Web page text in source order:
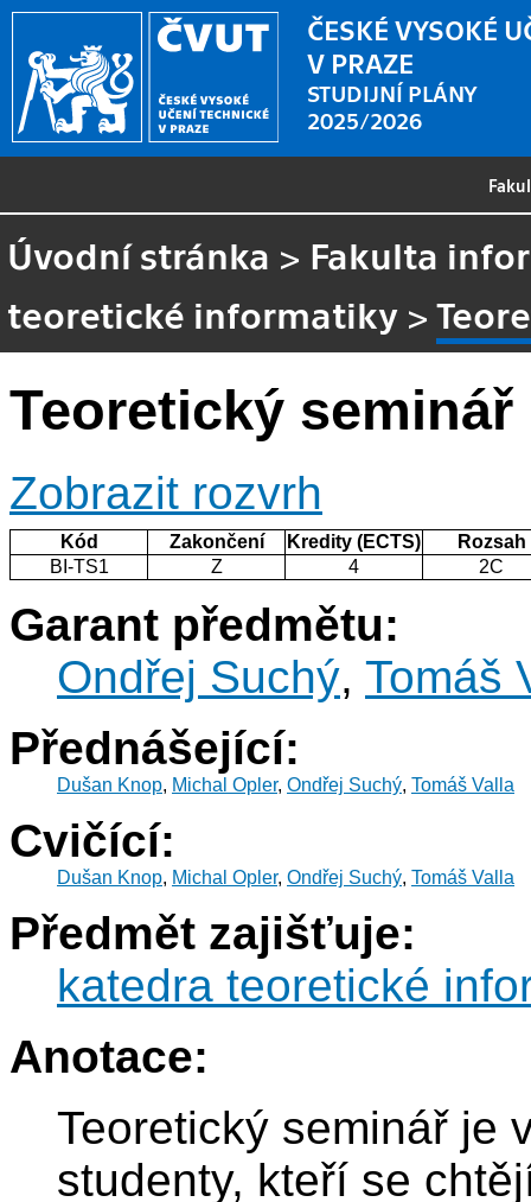
ČESKÉ VYSOKÉ
V PRAZE
STUDIJNÍ PLÁNY
2025/2026
Úvodní stránka > Fakulta
teoretické informatiky >
Teoretický seminář
Zobrazit rozvrh
Kód Zakončení Kredity (ECTS)
Rozsah
BI-TS1
Z 4 2C
Garant předmětu:
Ondřej Suchý, Tomáš
Přednášející:
Dušan Knop, Michal Opler, Ondřej Suchý, Tomáš Valla
Cvičící:
Dušan Knop, Michal Opler, Ondřej Suchý, Tomáš Valla
Předmět zajišťuje:
katedra teoretické
Anotace:
Teoretický seminář je
studenty, kteří se